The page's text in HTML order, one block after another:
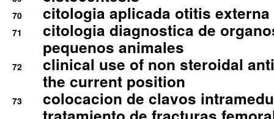
70 citologia aplicada otitis externa
71
citologia diagnostica de
pequenos animales
72
clinical use of non steroidal
the current position
73
colocacion de clavos